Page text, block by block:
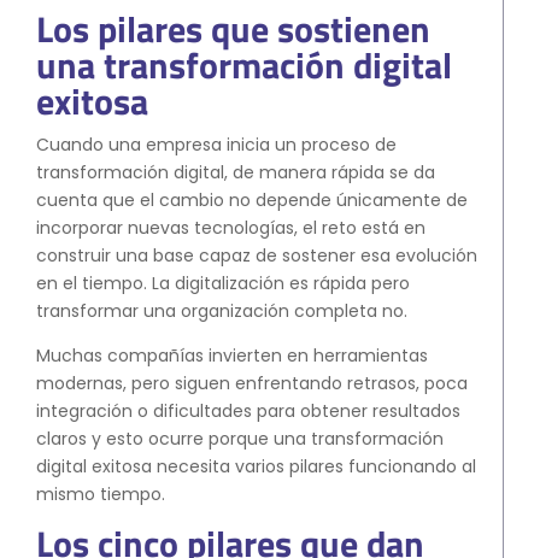
Los pilares que sostienen
una transformación digital
exitosa
Cuando una empresa inicia un proceso de
transformación digital, de manera rápida se da
cuenta que el cambio no depende únicamente de
incorporar nuevas tecnologías, el reto está en
construir una base capaz de sostener esa evolución
en el tiempo. La digitalización es rápida pero
transformar una organización completa no.
Muchas compañías invierten en herramientas
modernas, pero siguen enfrentando retrasos, poca
integración o dificultades para obtener resultados
claros y esto ocurre porque una transformación
digital exitosa necesita varios pilares funcionando al
mismo tiempo.
Los cinco pilares que dan